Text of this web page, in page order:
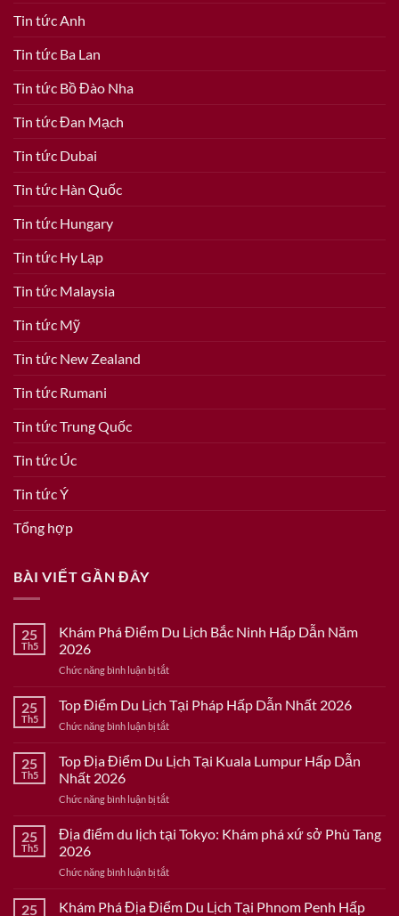
Tin tức Anh
Tin tức Ba Lan
Tin tức Bồ Đào Nha
Tin tức Đan Mạch
Tin tức Dubai
Tin tức Hàn Quốc
Tin tức Hungary
Tin tức Hy Lạp
Tin tức Malaysia
Tin tức Mỹ
Tin tức New Zealand
Tin tức Rumani
Tin tức Trung Quốc
Tin tức Úc
Tin tức Ý
Tổng hợp
BÀI VIẾT GẦN ĐÂY
25
Th5
Khám Phá Điểm Du Lịch Bắc Ninh Hấp Dẫn Năm
2026
Chức năng bình luận bị tắtở
Phá
Điểm
Du
Bắc
Dẫn
2026
25
Th5
Top Điểm Du Lịch Tại Pháp Hấp Dẫn Nhất 2026
Chức năng bình luận bị tắtở
Điểm
Du
Tại
Hấp
2026
25
Th5
Top Địa Điểm Du Lịch Tại Kuala Lumpur Hấp Dẫn
Nhất 2026
Chức năng bình luận bị tắtở
Địa
Điểm
Lịch
Kuala
25
Th5
Địa điểm du lịch tại Tokyo: Khám phá xứ sở Phù Tang
2026
Chức năng bình luận bị tắtở
điểm
25
Khám Phá Địa Điểm Du Lịch Tại Phnom Penh Hấp